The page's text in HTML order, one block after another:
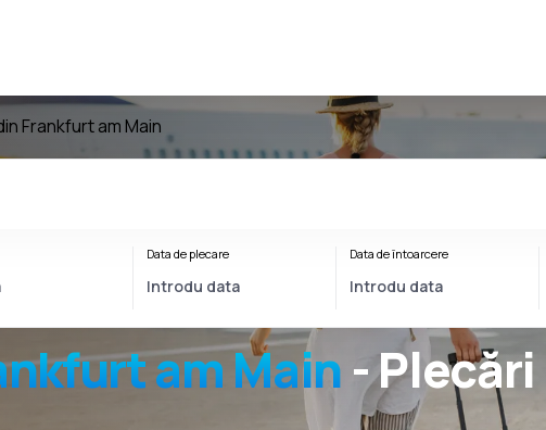
Frankfurt am Main
am Main- Plecări
Data de plecare Data de întoarcere